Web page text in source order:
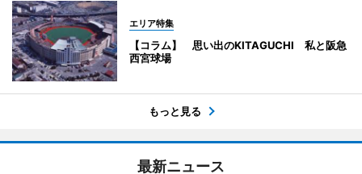
エリア特集
【コラム】 思い出のKITAGUCHI 私と阪急
西宮球場
もっと見る
最新ニュース